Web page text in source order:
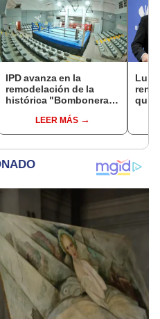
IPD avanza en la
remodelación de la
histórica "Bombonera"
alista su pronta
reapertura
LEER MÁS
Luis